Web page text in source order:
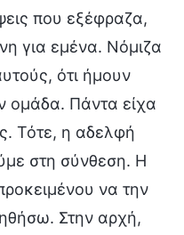
που εξέφραζα,
για εμένα. Νόμιζα
ότι ήμουν
ομάδα. Πάντα είχα
Τότε, η αδελφή
στη σύνθεση. Η
να την
Στην αρχή,